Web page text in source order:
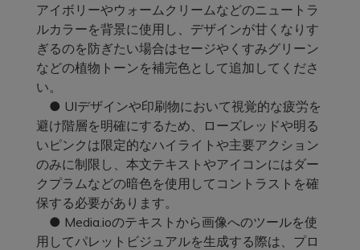
アイボリーやウォームクリームなどのニュートラ
ルカラーを背景に使用し、デザインが甘くなりす
ぎるのを防ぎたい場合はセージやくすみグリーン
などの植物トーンを補完色として追加してくださ
い。
● UIデザインや印刷物において視覚的な疲労を
避け階層を明確にするため、ローズレッドや明る
いピンクは限定的なハイライトや主要アクション
のみに制限し、本文テキストやアイコンにはダー
クプラムなどの暗色を使用してコントラストを確
保する必要があります。
● Media.ioのテキストから画像へのツールを使
用してパレットビジュアルを生成する際は、プロ